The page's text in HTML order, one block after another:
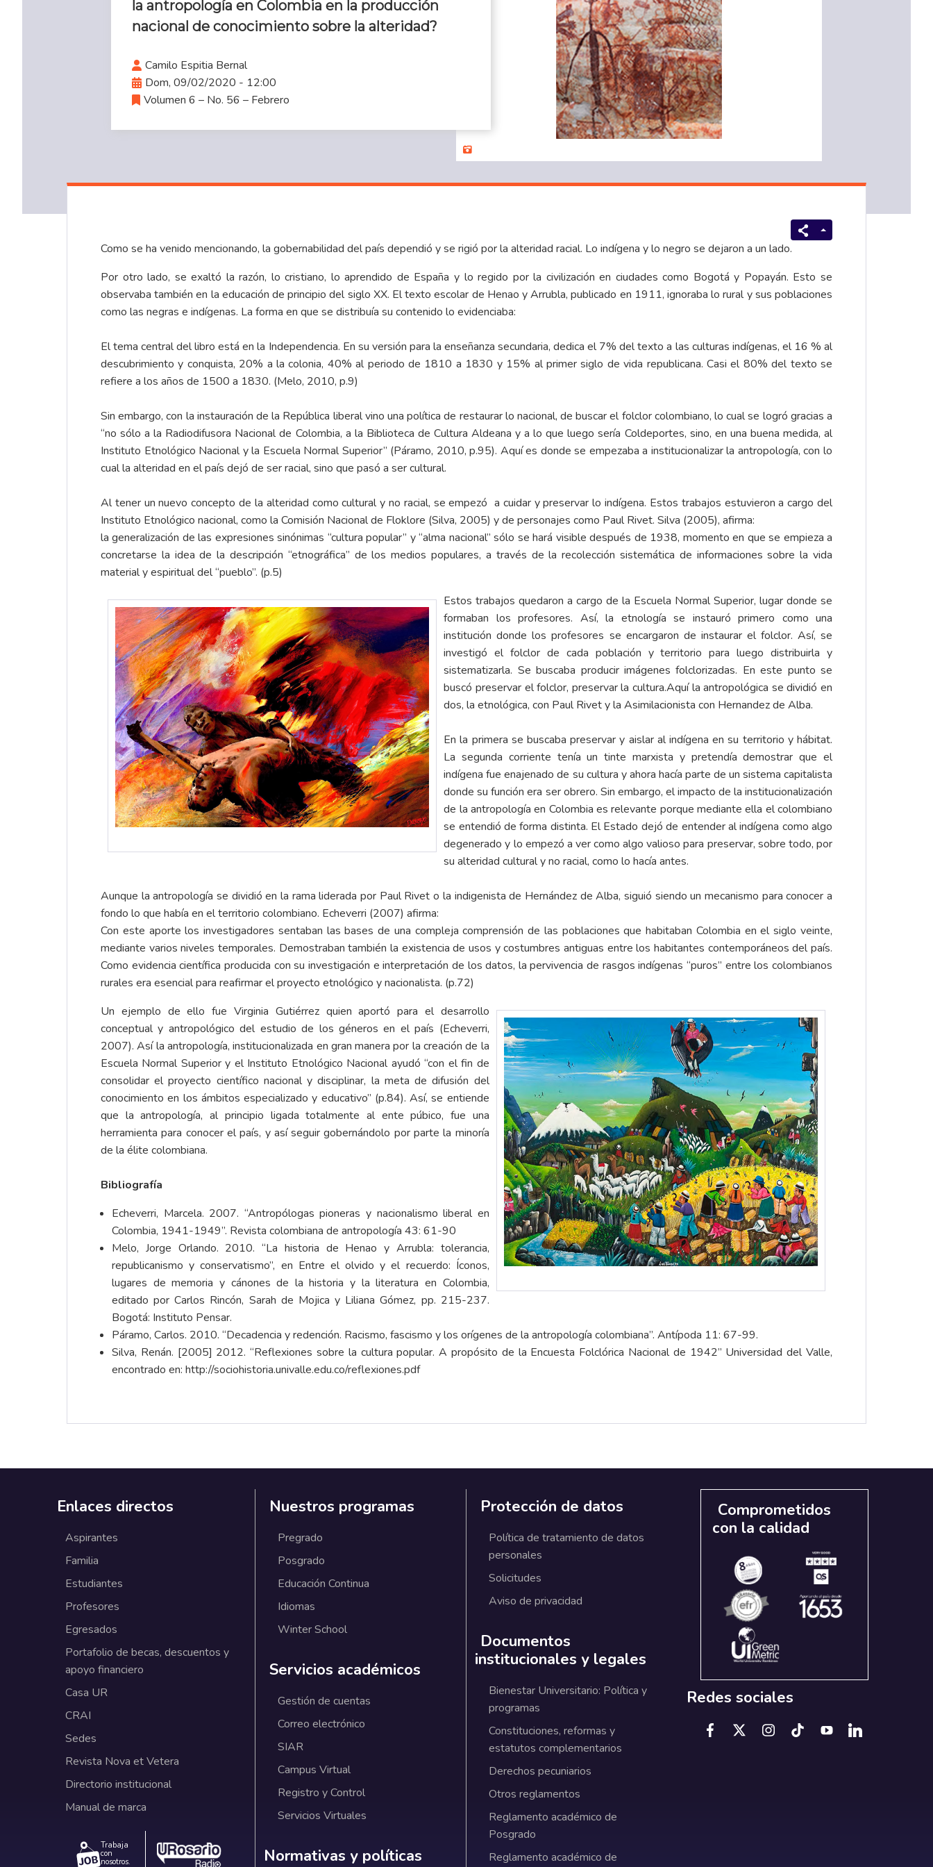
la antropología en Colombia en la producción
nacional de conocimiento sobre la alteridad?
Camilo Espitia Bernal
Dom, 09/02/2020 - 12:00
Volumen 6 – No. 56 – Febrero
Como se ha venido mencionando, la gobernabilidad del país dependió y se rigió por la alteridad racial. Lo indígena y lo negro se dejaron a un lado.
Por otro lado, se exaltó la razón, lo cristiano, lo aprendido de España y lo regido por la civilización en ciudades como Bogotá y Popayán. Esto se
observaba también en la educación de principio del siglo XX. El texto escolar de Henao y Arrubla, publicado en 1911, ignoraba lo rural y sus poblaciones
como las negras e indígenas. La forma en que se distribuía su contenido lo evidenciaba:
El tema central del libro está en la Independencia. En su versión para la enseñanza secundaria, dedica el 7% del texto a las culturas indígenas, el 16 % al
descubrimiento y conquista, 20% a la colonia, 40% al periodo de 1810 a 1830 y 15% al primer siglo de vida republicana. Casi el 80% del texto se
refiere a los años de 1500 a 1830. (Melo, 2010, p.9)
Sin embargo, con la instauración de la República liberal vino una política de restaurar lo nacional, de buscar el folclor colombiano, lo cual se logró gracias a
“no sólo a la Radiodifusora Nacional de Colombia, a la Biblioteca de Cultura Aldeana y a lo que luego sería Coldeportes, sino, en una buena medida, al
Instituto Etnológico Nacional y la Escuela Normal Superior” (Páramo, 2010, p.95). Aquí es donde se empezaba a institucionalizar la antropología, con lo
cual la alteridad en el país dejó de ser racial, sino que pasó a ser cultural.
Al tener un nuevo concepto de la alteridad como cultural y no racial, se empezó a cuidar y preservar lo indígena. Estos trabajos estuvieron a cargo del
Instituto Etnológico nacional, como la Comisión Nacional de Floklore (Silva, 2005) y de personajes como Paul Rivet. Silva (2005), afirma:
la generalización de las expresiones sinónimas “cultura popular” y “alma nacional” sólo se hará visible después de 1938, momento en que se empieza a
concretarse la idea de la descripción “etnográfica” de los medios populares, a través de la recolección sistemática de informaciones sobre la vida
material y espiritual del “pueblo”. (p.5)
Estos trabajos quedaron a cargo de la Escuela Normal Superior, lugar donde se
formaban los profesores. Así, la etnología se instauró primero como una
institución donde los profesores se encargaron de instaurar el folclor. Así, se
investigó el folclor de cada población y territorio para luego distribuirla y
sistematizarla. Se buscaba producir imágenes folclorizadas. En este punto se
buscó preservar el folclor, preservar la cultura.Aquí la antropológica se dividió en
dos, la etnológica, con Paul Rivet y la Asimilacionista con Hernandez de Alba.
En la primera se buscaba preservar y aislar al indígena en su territorio y hábitat.
La segunda corriente tenía un tinte marxista y pretendía demostrar que el
indígena fue enajenado de su cultura y ahora hacía parte de un sistema capitalista
donde su función era ser obrero. Sin embargo, el impacto de la institucionalización
de la antropología en Colombia es relevante porque mediante ella el colombiano
se entendió de forma distinta. El Estado dejó de entender al indígena como algo
degenerado y lo empezó a ver como algo valioso para preservar, sobre todo, por
su alteridad cultural y no racial, como lo hacía antes.
Aunque la antropología se dividió en la rama liderada por Paul Rivet o la indigenista de Hernández de Alba, siguió siendo un mecanismo para conocer a
fondo lo que había en el territorio colombiano. Echeverri (2007) afirma:
Con este aporte los investigadores sentaban las bases de una compleja comprensión de las poblaciones que habitaban Colombia en el siglo veinte,
mediante varios niveles temporales. Demostraban también la existencia de usos y costumbres antiguas entre los habitantes contemporáneos del país.
Como evidencia científica producida con su investigación e interpretación de los datos, la pervivencia de rasgos indígenas “puros” entre los colombianos
rurales era esencial para reafirmar el proyecto etnológico y nacionalista. (p.72)
Un ejemplo de ello fue Virginia Gutiérrez quien aportó para el desarrollo
conceptual y antropológico del estudio de los géneros en el país (Echeverri,
2007). Así la antropología, institucionalizada en gran manera por la creación de la
Escuela Normal Superior y el Instituto Etnológico Nacional ayudó “con el fin de
consolidar el proyecto científico nacional y disciplinar, la meta de difusión del
conocimiento en los ámbitos especializado y educativo” (p.84). Así, se entiende
que la antropología, al principio ligada totalmente al ente púbico, fue una
herramienta para conocer el país, y así seguir gobernándolo por parte la minoría
de la élite colombiana.
Bibliografía
Echeverri, Marcela. 2007. “Antropólogas pioneras y nacionalismo liberal en
Colombia, 1941-1949”. Revista colombiana de antropología 43: 61-90
Melo, Jorge Orlando. 2010. “La historia de Henao y Arrubla: tolerancia,
republicanismo y conservatismo”, en Entre el olvido y el recuerdo: Íconos,
lugares de memoria y cánones de la historia y la literatura en Colombia,
editado por Carlos Rincón, Sarah de Mojica y Liliana Gómez, pp. 215-237.
Bogotá: Instituto Pensar.
Páramo, Carlos. 2010. “Decadencia y redención. Racismo, fascismo y los orígenes de la antropología colombiana”. Antípoda 11: 67-99.
Silva, Renán. [2005] 2012. “Reflexiones sobre la cultura popular. A propósito de la Encuesta Folclórica Nacional de 1942” Universidad del Valle,
encontrado en: http://sociohistoria.univalle.edu.co/reflexiones.pdf
Enlaces directos
Aspirantes
Familia
Estudiantes
Profesores
Egresados
Portafolio de becas, descuentos y
apoyo financiero
Casa UR
CRAI
Sedes
Revista Nova et Vetera
Directorio institucional
Manual de marca
Trabaja
con
nosotros.
Nuestros programas
Pregrado
Posgrado
Educación Continua
Idiomas
Winter School
Servicios académicos
Gestión de cuentas
Correo electrónico
SIAR
Campus Virtual
Registro y Control
Servicios Virtuales
Normativas y políticas institucionales
Normativas y políticas
Protección de datos
Política de tratamiento de datos
personales
Solicitudes
Aviso de privacidad
Documentos
institucionales y legales
Bienestar Universitario: Política y
programas
Constituciones, reformas y
estatutos complementarios
Derechos pecuniarios
Otros reglamentos
Reglamento académico de
Posgrado
Reglamento académico de
Comprometidos
con la calidad
Redes sociales